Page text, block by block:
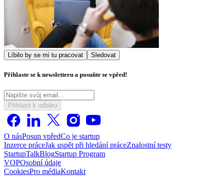
Líbilo by se mi tu pracovat Sledovat
Přihlaste se k newsletteru a posuňte se vpřed!
Přihlásit k odběru
O násPosun vpředCo je startup
Inzerce práceJak uspět při hledání práceZnalostní testy
StartupTalkBlogStartup Program
VOPOsobní údaje
CookiesPro médiaKontakt